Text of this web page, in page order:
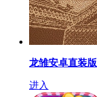
龙雏安卓直装版
进入